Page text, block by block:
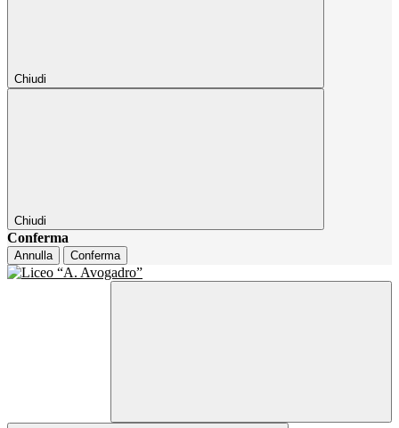
Chiudi
Chiudi
Conferma
Annulla Conferma